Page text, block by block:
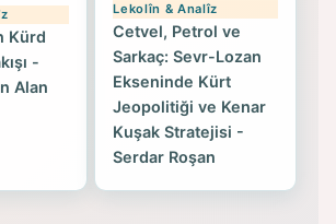
Kürd
-
Alan
Lekolîn & Analîz
Cetvel, Petrol ve
Sarkaç: Sevr-Lozan
Ekseninde Kürt
Jeopolitiği ve Kenar
Kuşak Stratejisi -
Serdar Roşan